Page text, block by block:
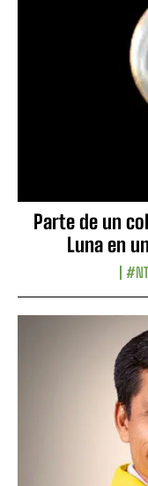
Parte de un
Luna en